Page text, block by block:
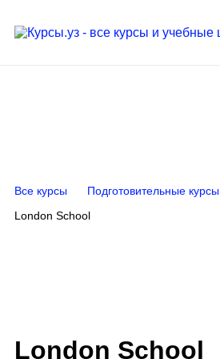
Все курсы Подготовительные курсы
London School
London School